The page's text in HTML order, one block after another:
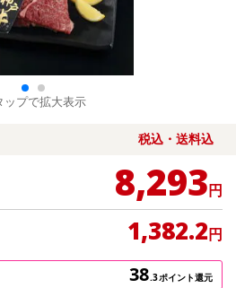
ップで拡大表示
税込・送料込
8,293円
1,382.2円
38.3ポイント還元